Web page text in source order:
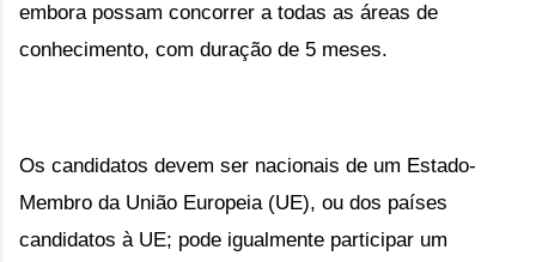
embora possam concorrer a todas as áreas de
conhecimento, com duração de 5 meses.
Os candidatos devem ser nacionais de um Estado-
Membro da União Europeia (UE), ou dos países
candidatos à UE; pode igualmente participar um